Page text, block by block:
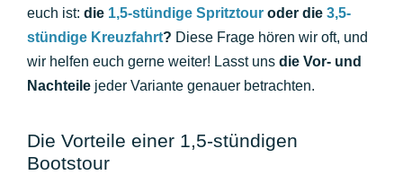
euch ist: die 1,5-stündige Spritztour oder die 3,5-
stündige Kreuzfahrt? Diese Frage hören wir oft, und
wir helfen euch gerne weiter! Lasst uns die Vor- und
Nachteile jeder Variante genauer betrachten.
Die Vorteile einer 1,5-stündigen
Bootstour